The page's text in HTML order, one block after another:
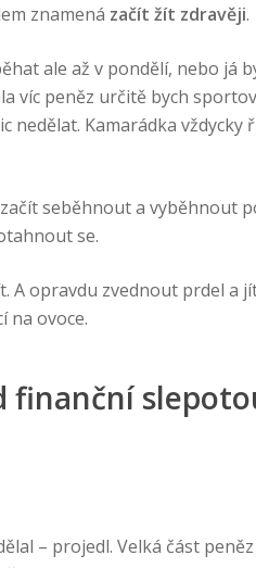
znamená začít žít zdravěji.
ale až v pondělí, nebo já
víc peněz určitě bych
nedělat. Kamarádka vždycky
seběhnout a vyběhnout
se.
A opravdu zvednout prdel a
na ovoce.
finanční
– projedl. Velká část